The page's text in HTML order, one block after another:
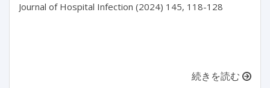
Journal of Hospital Infection (2024) 145, 118-128
続きを読む